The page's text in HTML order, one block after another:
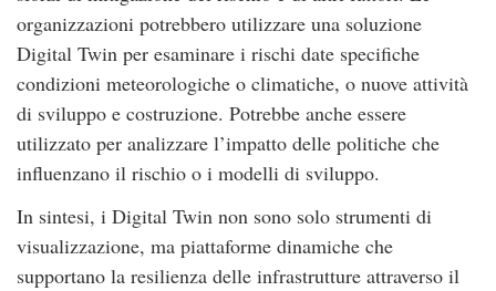
organizzazioni potrebbero utilizzare una soluzione
Digital Twin per esaminare i rischi date specifiche
condizioni meteorologiche o climatiche, o nuove attività
di sviluppo e costruzione. Potrebbe anche essere
utilizzato per analizzare l’impatto delle politiche che
influenzano il rischio o i modelli di sviluppo.
In sintesi, i Digital Twin non sono solo strumenti di
visualizzazione, ma piattaforme dinamiche che
supportano la resilienza delle infrastrutture attraverso il